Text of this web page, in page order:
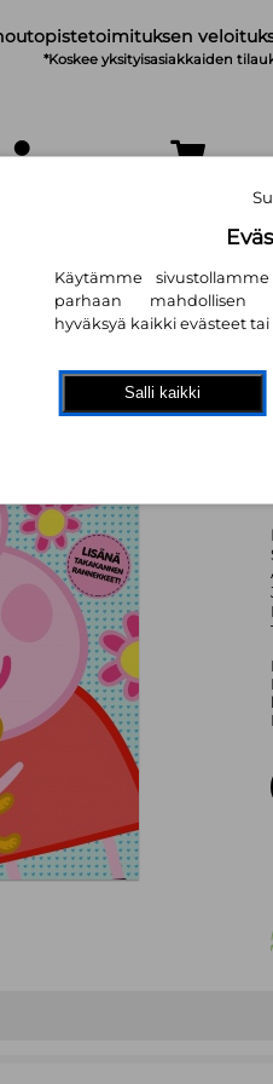
*Koskee yksityisasiakkaiden
Käytämme
parhaan mahdollisen
hyväksyä kaikki evästeet
Salli kaikki